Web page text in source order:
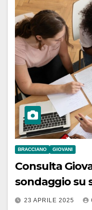
BRACCIANO GIOVANI
Consulta
sondaggio su
23 APRILE 2025